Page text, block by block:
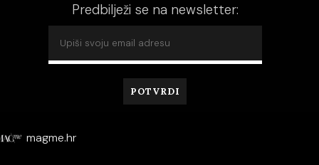
Predbilježi se na newsletter:
magme.hr